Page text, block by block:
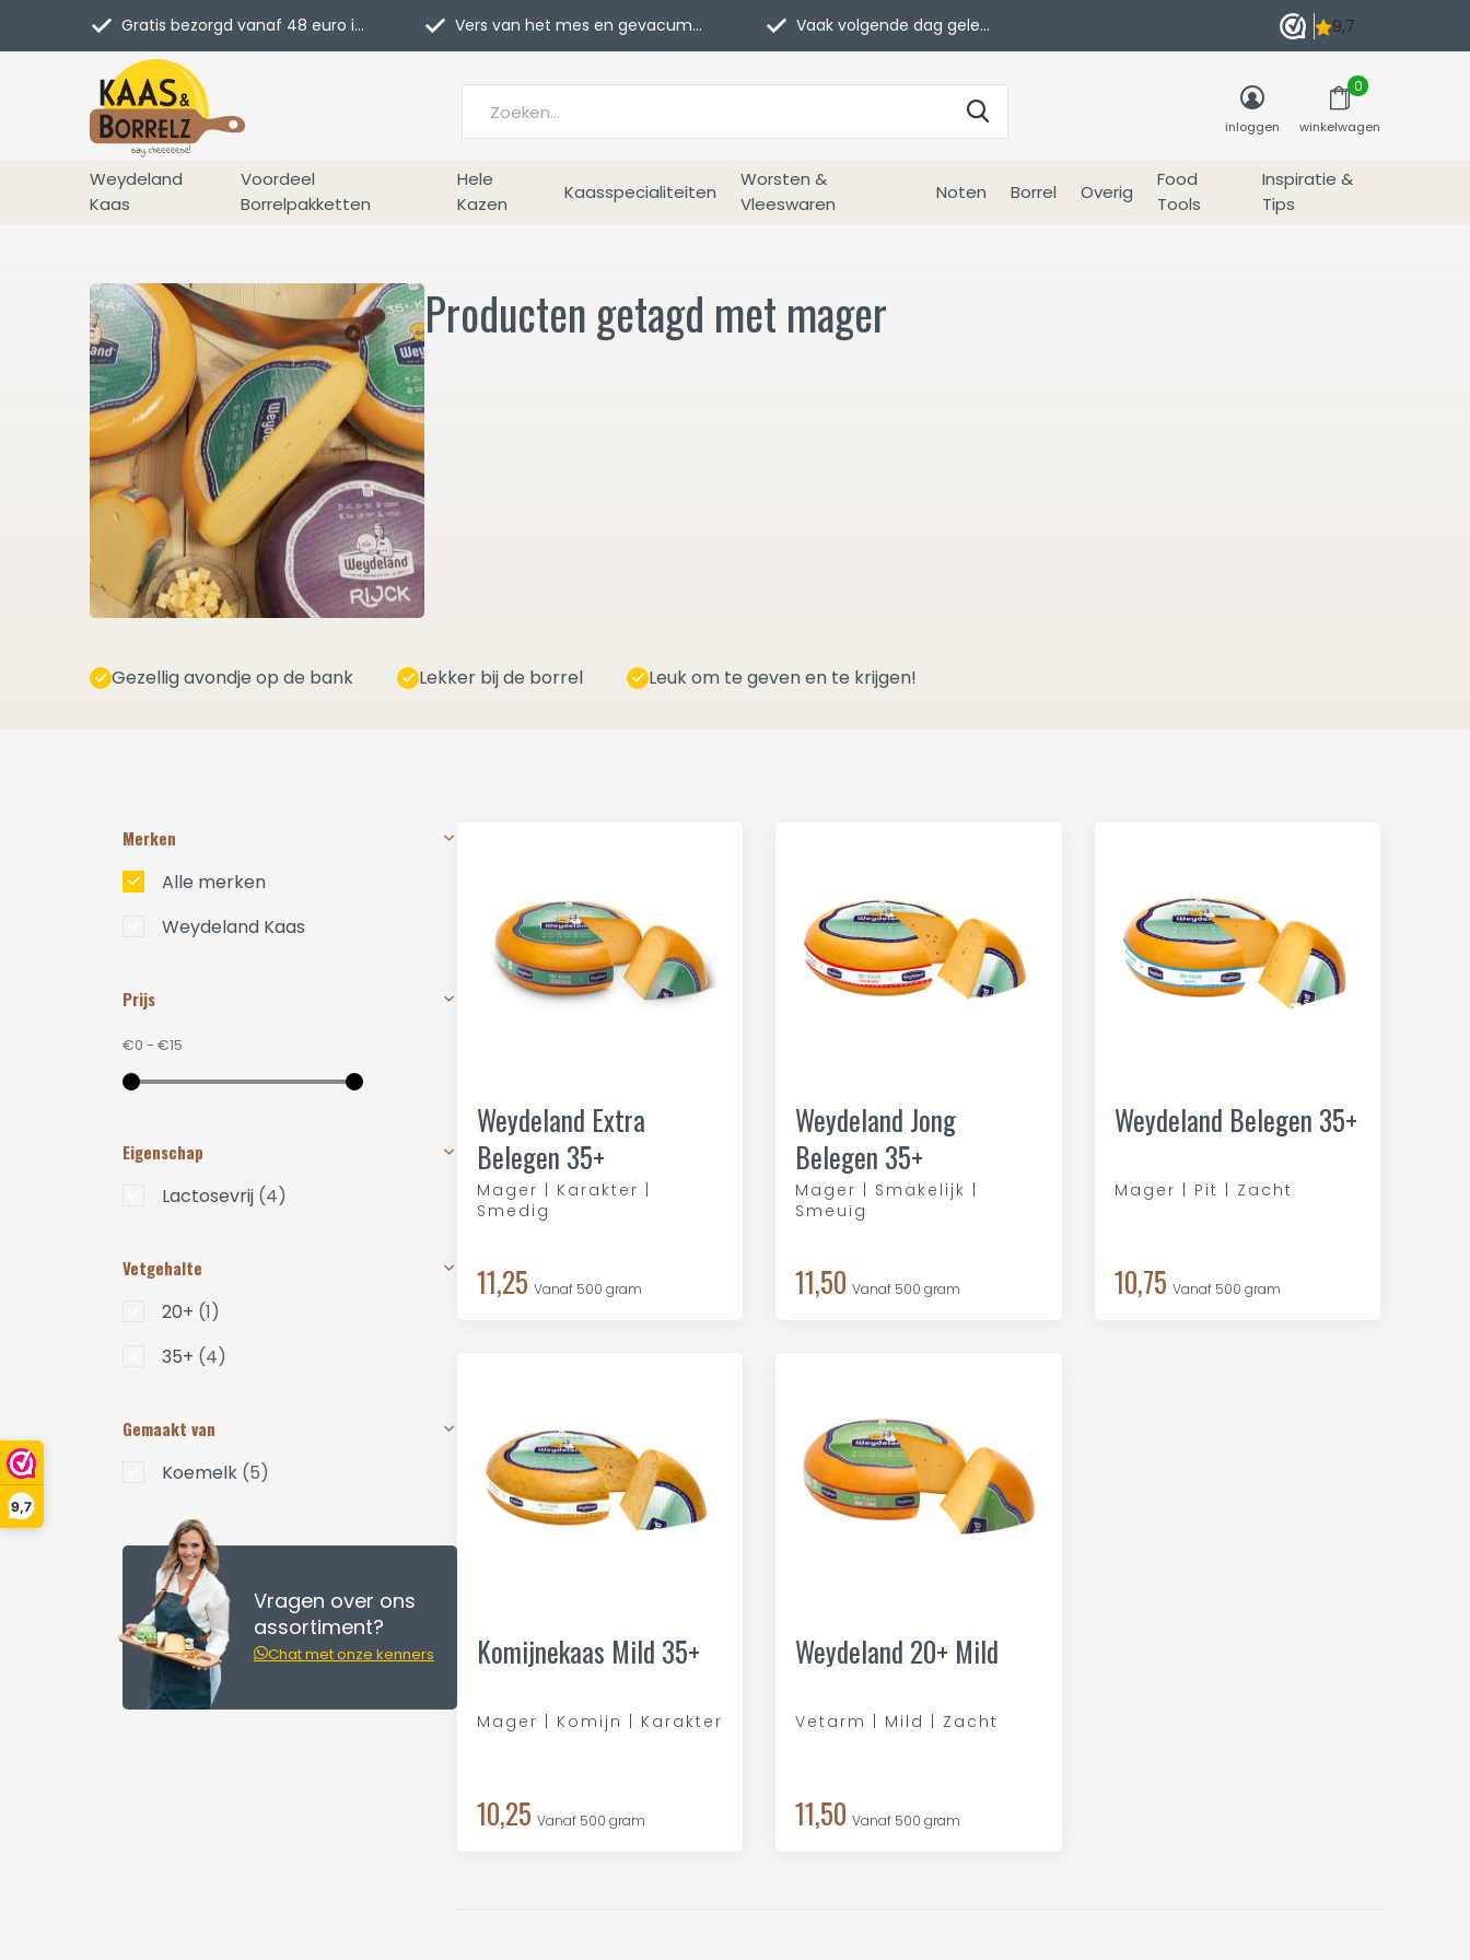
9,7
Weydeland
Kaas
Voordeel
Borrelpakketten
Hele
Kazen
Kaasspecialiteiten
Worsten &
Vleeswaren
Noten Borrel Overig
Food
Tools
Inspiratie &
Tips
inloggen winkelwagen
0
Gratis bezorgd vanaf 48 euro in NL Vers van het mes en gevacumeerd Vaak volgende dag geleverd
Producten getagd met mager
Gezellig avondje op de bank Lekker bij de borrel Leuk om te geven en te krijgen!
Weydeland Extra
Belegen 35+
Mager | Karakter |
Smedig
11,25 Vanaf 500 gram
Weydeland Jong
Belegen 35+
Mager | Smakelijk |
Smeuïg
11,50 Vanaf 500 gram
Weydeland Belegen 35+
Mager | Pit | Zacht
10,75 Vanaf 500 gram
Komijnekaas Mild 35+
Mager | Komijn | Karakter
10,25 Vanaf 500 gram
Weydeland 20+ Mild
Vetarm | Mild | Zacht
11,50 Vanaf 500 gram
Merken
Alle merken
Weydeland Kaas
Prijs
€0 - €15
Eigenschap
Lactosevrij (4)
Vetgehalte
20+ (1)
35+ (4)
Gemaakt van
Koemelk (5)
Vragen over ons
assortiment?
Chat met onze kenners